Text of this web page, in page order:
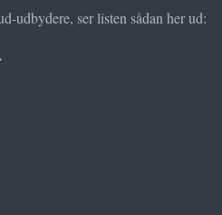
udbydere, ser listen sådan her ud: